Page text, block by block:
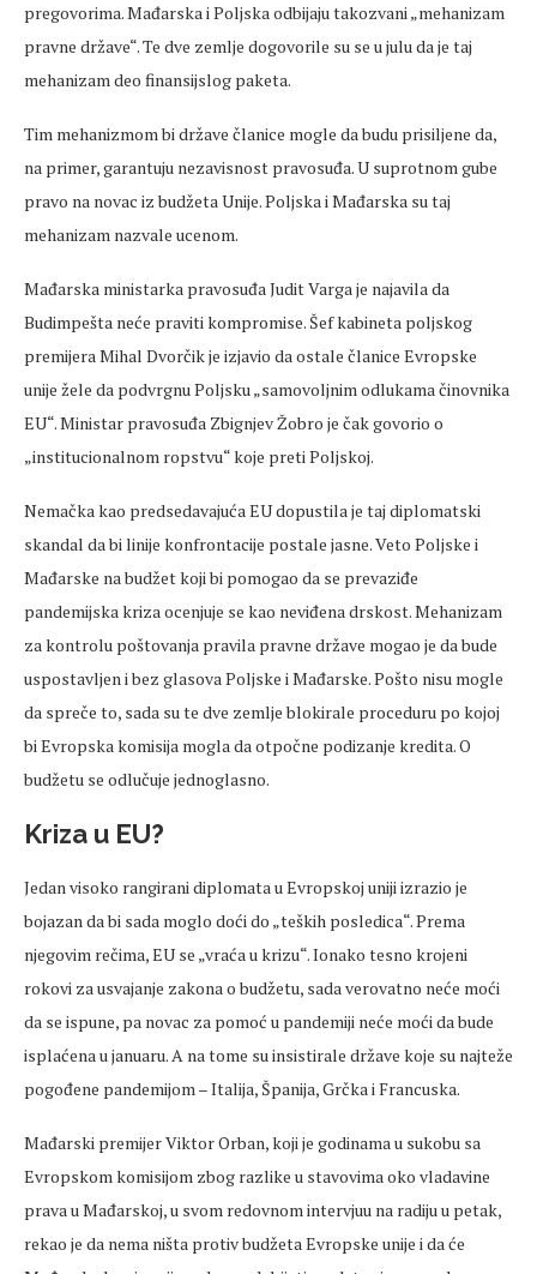
pregovorima. Mađarska i Poljska odbijaju takozvani „mehanizam
pravne države“. Te dve zemlje dogovorile su se u julu da je taj
mehanizam deo finansijslog paketa.
Tim mehanizmom bi države članice mogle da budu prisiljene da,
na primer, garantuju nezavisnost pravosuđa. U suprotnom gube
pravo na novac iz budžeta Unije. Poljska i Mađarska su taj
mehanizam nazvale ucenom.
Mađarska ministarka pravosuđa Judit Varga je najavila da
Budimpešta neće praviti kompromise. Šef kabineta poljskog
premijera Mihal Dvorčik je izjavio da ostale članice Evropske
unije žele da podvrgnu Poljsku „samovoljnim odlukama činovnika
EU“. Ministar pravosuđa Zbignjev Žobro je čak govorio o
„institucionalnom ropstvu“ koje preti Poljskoj.
Nemačka kao predsedavajuća EU dopustila je taj diplomatski
skandal da bi linije konfrontacije postale jasne. Veto Poljske i
Mađarske na budžet koji bi pomogao da se prevaziđe
pandemijska kriza ocenjuje se kao neviđena drskost. Mehanizam
za kontrolu poštovanja pravila pravne države mogao je da bude
uspostavljen i bez glasova Poljske i Mađarske. Pošto nisu mogle
da spreče to, sada su te dve zemlje blokirale proceduru po kojoj
bi Evropska komisija mogla da otpočne podizanje kredita. O
budžetu se odlučuje jednoglasno.
Kriza u EU?
Jedan visoko rangirani diplomata u Evropskoj uniji izrazio je
bojazan da bi sada moglo doći do „teških posledica“. Prema
njegovim rečima, EU se „vraća u krizu“. Ionako tesno krojeni
rokovi za usvajanje zakona o budžetu, sada verovatno neće moći
da se ispune, pa novac za pomoć u pandemiji neće moći da bude
isplaćena u januaru. A na tome su insistirale države koje su najteže
pogođene pandemijom – Italija, Španija, Grčka i Francuska.
Mađarski premijer Viktor Orban, koji je godinama u sukobu sa
Evropskom komisijom zbog razlike u stavovima oko vladavine
prava u Mađarskoj, u svom redovnom intervjuu na radiju u petak,
rekao je da nema ništa protiv budžeta Evropske unije i da će